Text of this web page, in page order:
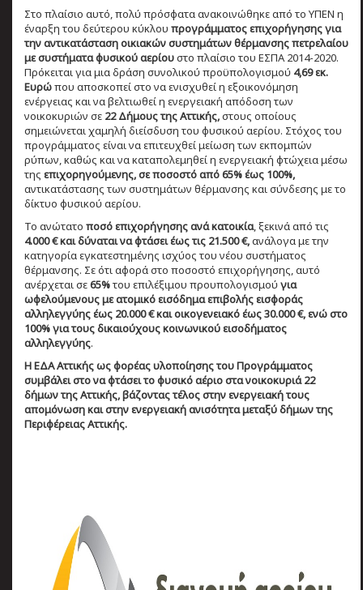
Στο πλαίσιο αυτό, πολύ πρόσφατα ανακοινώθηκε από το ΥΠΕΝ η
έναρξη του δεύτερου κύκλου προγράμματος επιχορήγησης για
την αντικατάσταση οικιακών συστημάτων θέρμανσης πετρελαίου
με συστήματα φυσικού αερίουστο πλαίσιο του ΕΣΠΑ 2014-2020.
Πρόκειται για μια δράση συνολικού προϋπολογισμού 4,69 εκ.
Ευρώπου αποσκοπεί στο να ενισχυθεί η εξοικονόμηση
ενέργειας και να βελτιωθεί η ενεργειακή απόδοση των
νοικοκυριών σε 22 Δήμους της Αττικής,στους οποίους
σημειώνεται χαμηλή διείσδυση του φυσικού αερίου. Στόχος του
προγράμματος είναι να επιτευχθεί μείωση των εκπομπών
ρύπων, καθώς και να καταπολεμηθεί η ενεργειακή φτώχεια μέσω
της επιχορηγούμενης, σε ποσοστό από 65% έως 100%,
αντικατάστασης των συστημάτων θέρμανσης και σύνδεσης με το
δίκτυο φυσικού αερίου.
Το ανώτατο ποσό επιχορήγησης ανά κατοικία, ξεκινά από τις
4.000 € και δύναται να φτάσει έως τις 21.500 €,ανάλογα με την
κατηγορία εγκατεστημένης ισχύος του νέου συστήματος
θέρμανσης. Σε ότι αφορά στο ποσοστό επιχορήγησης, αυτό
ανέρχεται σε65%του επιλέξιμου προυπολογισμούγια
ωφελούμενους με ατομικό εισόδημα επιβολής εισφοράς
αλληλεγγύης έως 20.000 €και οικογενειακό έως 30.000 €, ενώ στο
100% για τους δικαιούχους κοινωνικού εισοδήματος
αλληλεγγύης.
Η ΕΔΑ Αττικής ως φορέας υλοποίησης του Προγράμματος
συμβάλει στο να φτάσει το φυσικό αέριο στα νοικοκυριά 22
δήμων της Αττικής, βάζοντας τέλος στην ενεργειακή τους
απομόνωση και στην ενεργειακή ανισότητα μεταξύ δήμων της
Περιφέρειας Αττικής.